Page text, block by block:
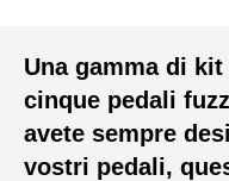
Una gamma di
cinque pedali
avete sempre
vostri pedali,